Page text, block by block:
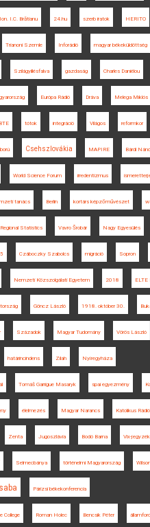
Ion. I.C. Brătianu 24.hu szerb iratok HERITO
Trianoni Szemle Inforádió magyar békeküldöttség
Szilágyillésfalva gazdaság Charles Daniélou
Európa Rádió Dráva Melega Miklós
tótok integráció Világos reformkor
Csehszlovákia MAPIRE Bárdi
World Science Forum irredentizmus
tanács Berlin kortárs képzőművészet
Regional Statistics Vavro Šrobár Nagy Egyesülés
Czáboczky Szabolcs migráció Sopron
Nemzeti Közszolgálati Egyetem 2018 ELTE
Göncz László 1918. október 30.
Századok Magyar Tudomány Vörös László
határincindens Zilah Nyíregyháza
Tomáš Garrigue Masaryk spai egyezmény
élelmezés Magyar Narancs Katolikus Rádió
Zenta Jugoszlávia Bodó Barna Vix-jegyzék
Selmecbánya történelmi Magyarország
Párizsi békekonferencia
College Roman Holec Bencsik Péter